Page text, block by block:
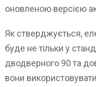
оновленою версією
Як стверджується,
буде не тільки у
дводверного 90 та
вони